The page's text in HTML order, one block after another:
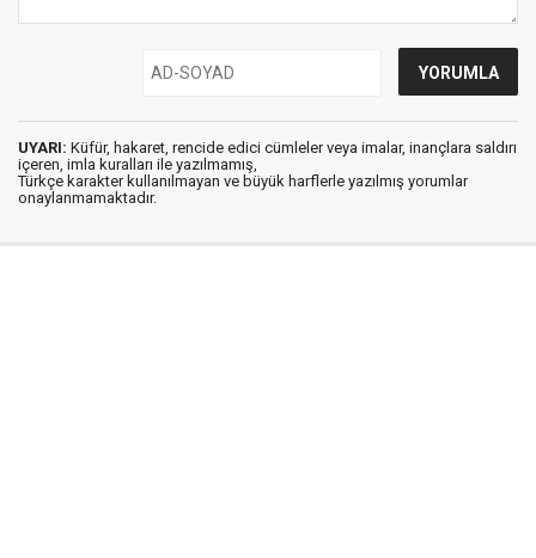
UYARI: Küfür, hakaret, rencide edici cümleler veya imalar, inançlara saldırı
içeren, imla kuralları ile yazılmamış,
Türkçe karakter kullanılmayan ve büyük harflerle yazılmış yorumlar
onaylanmamaktadır.